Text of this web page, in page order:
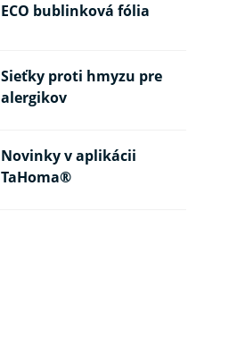
ECO bublinková fólia
Sieťky proti hmyzu pre
alergikov
Novinky v aplikácii
TaHoma®